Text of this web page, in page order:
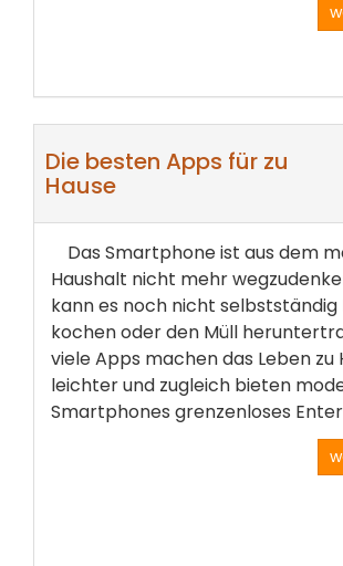
Die besten Apps für zu
Hause
Das Smartphone ist aus dem
Haushalt nicht mehr
kann es noch nicht selbstständig
kochen oder den Müll
viele Apps machen das Leben zu
leichter und zugleich bieten
Smartphones grenzenloses